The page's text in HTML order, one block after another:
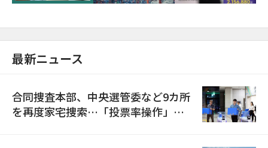
最新ニュース
合同捜査本部、中央選管委など9カ所
を再度家宅捜索…「投票率操作」の